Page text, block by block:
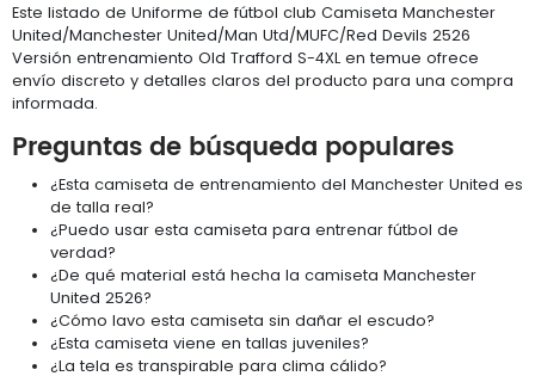
Este listado de Uniforme de fútbol club Camiseta Manchester
United/Manchester United/Man Utd/MUFC/Red Devils 2526
Versión entrenamiento Old Trafford S-4XL en temue ofrece
envío discreto y detalles claros del producto para una compra
informada.
Preguntas de búsqueda populares
¿Esta camiseta de entrenamiento del Manchester United es
de talla real?
¿Puedo usar esta camiseta para entrenar fútbol de
verdad?
¿De qué material está hecha la camiseta Manchester
United 2526?
¿Cómo lavo esta camiseta sin dañar el escudo?
¿Esta camiseta viene en tallas juveniles?
¿La tela es transpirable para clima cálido?